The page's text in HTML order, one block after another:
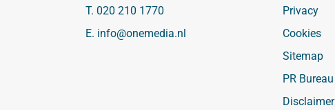
Privacy
Cookies
Sitemap
PR Bureau
Disclaimer
T. 020 210 1770
E. info@onemedia.nl